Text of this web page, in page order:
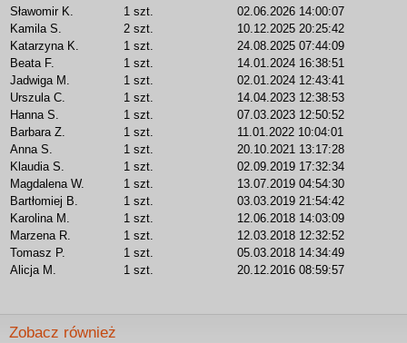
Sławomir K. 1 szt.
02.06.2026 14:00:07
Kamila S.
2 szt.
10.12.2025 20:25:42
Katarzyna K.
1 szt.
24.08.2025 07:44:09
Beata F.
1 szt.
14.01.2024 16:38:51
Jadwiga M.
1 szt.
02.01.2024 12:43:41
Urszula C.
1 szt.
14.04.2023 12:38:53
Hanna S.
1 szt.
07.03.2023 12:50:52
Barbara Z.
1 szt.
11.01.2022 10:04:01
Anna S.
1 szt.
20.10.2021 13:17:28
Klaudia S.
1 szt.
02.09.2019 17:32:34
Magdalena W.
1 szt.
13.07.2019 04:54:30
Bartłomiej B.
1 szt.
03.03.2019 21:54:42
Karolina M.
1 szt.
12.06.2018 14:03:09
Marzena R.
1 szt.
12.03.2018 12:32:52
Tomasz P.
1 szt.
05.03.2018 14:34:49
Alicja M.
1 szt. 20.12.2016 08:59:57
Zobacz również